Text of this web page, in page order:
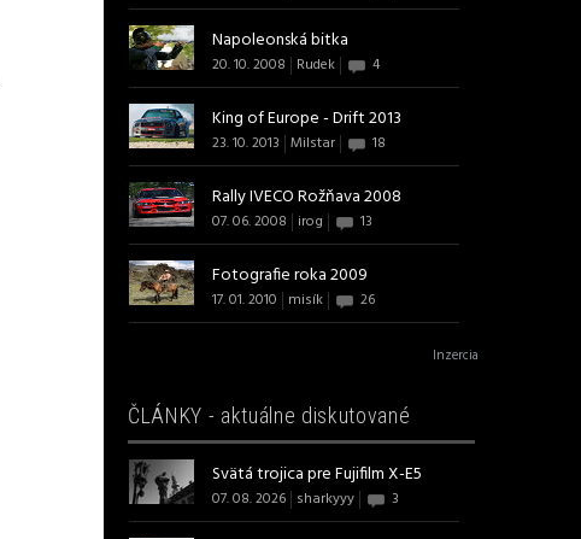
Napoleonská bitka
20. 10. 2008 Rudek 4
King of Europe - Drift 2013
23. 10. 2013 Milstar 18
Rally IVECO Rožňava 2008
07. 06. 2008 irog 13
Fotografie roka 2009
17. 01. 2010 misík 26
Inzercia
ČLÁNKY - aktuálne diskutované
Svätá trojica pre Fujifilm X-E5
07. 08. 2026 sharkyyy 3